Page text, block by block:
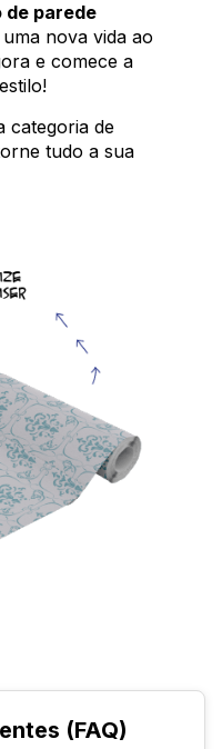
de parede
nova vida ao
e comece a
categoria de
tudo a sua
(FAQ)